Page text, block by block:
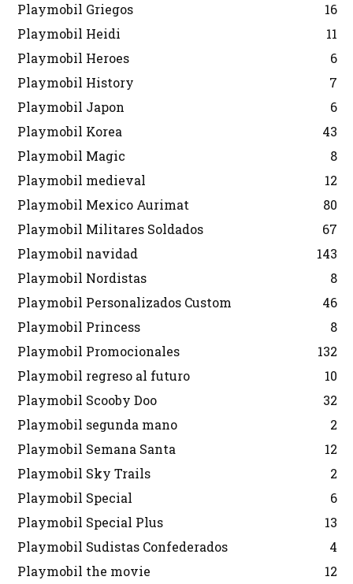
Playmobil Griegos
16
Playmobil Heidi
11
Playmobil Heroes
6
Playmobil History
7
Playmobil Japon
6
Playmobil Korea
43
Playmobil Magic
8
Playmobil medieval
12
Playmobil Mexico Aurimat
80
Playmobil Militares Soldados
67
Playmobil navidad
143
Playmobil Nordistas
8
Playmobil Personalizados Custom
46
Playmobil Princess
8
Playmobil Promocionales
132
Playmobil regreso al futuro
10
Playmobil Scooby Doo
32
Playmobil segunda mano
2
Playmobil Semana Santa
12
Playmobil Sky Trails
2
Playmobil Special
6
Playmobil Special Plus
13
Playmobil Sudistas Confederados
4
Playmobil the movie
12